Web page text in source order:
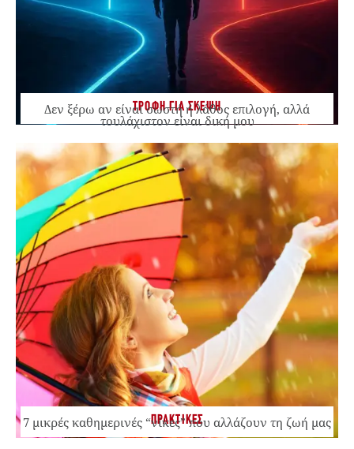
ΤΡΟΦΗ ΓΙΑ ΣΚΕΨΗ
Δεν ξέρω αν είναι σωστή ή λάθος επιλογή, αλλά
τουλάχιστον είναι δική μου
ΠΡΑΚΤΙΚΕΣ
7 μικρές καθημερινές “νίκες” που αλλάζουν τη ζωή μας